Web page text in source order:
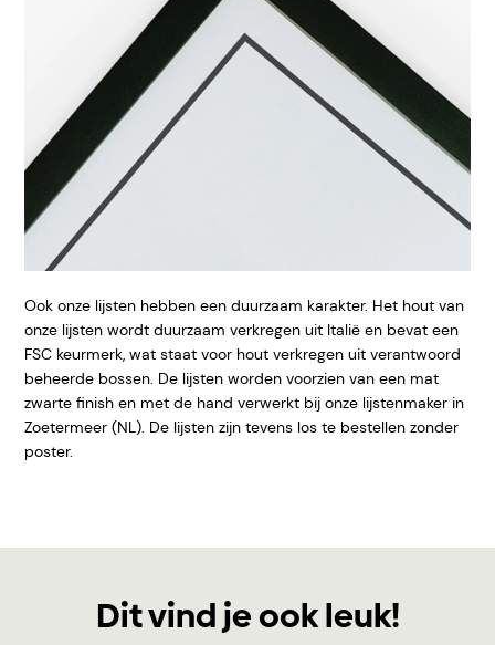
Ook onze lijsten hebben een duurzaam karakter. Het hout van
onze lijsten wordt duurzaam verkregen uit Italië en bevat een
FSC keurmerk, wat staat voor hout verkregen uit verantwoord
beheerde bossen. De lijsten worden voorzien van een mat
zwarte finish en met de hand verwerkt bij onze lijstenmaker in
Zoetermeer (NL). De lijsten zijn tevens los te bestellen zonder
poster.
Dit vind je ook leuk!